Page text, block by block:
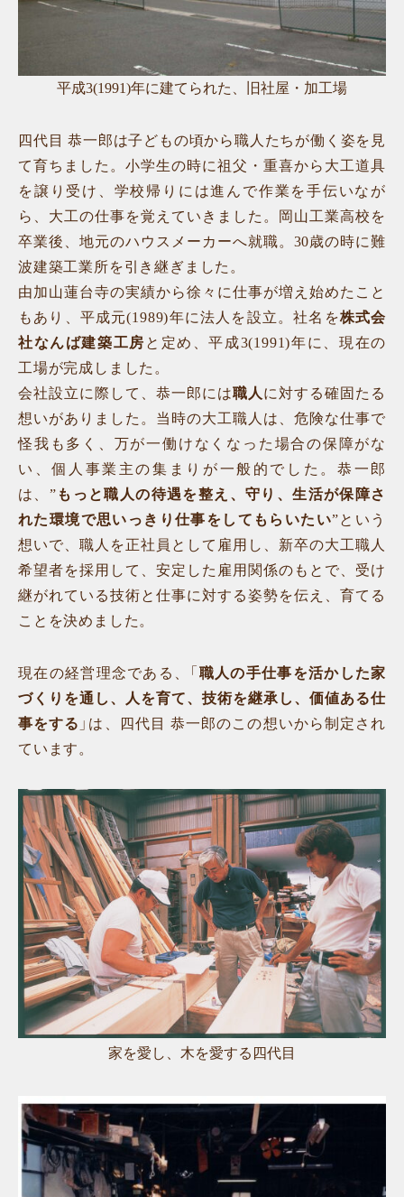
平成3(1991)年に建てられた、旧社屋・加工場
四代目 恭一郎は子どもの頃から職人たちが働く姿を見
て育ちました。小学生の時に祖父・重喜から大工道具
を譲り受け、学校帰りには進んで作業を手伝いなが
ら、大工の仕事を覚えていきました。岡山工業高校を
卒業後、地元のハウスメーカーへ就職。30歳の時に難
波建築工業所を引き継ぎました。
由加山蓮台寺の実績から徐々に仕事が増え始めたこと
もあり、平成元(1989)年に法人を設立。社名を株式会
社なんば建築工房 と定め、平成3(1991)年に、現在の
工場が完成しました。
会社設立に際して、恭一郎には職人 に対する確固たる
想いがありました。当時の大工職人は、危険な仕事で
怪我も多く、万が一働けなくなった場合の保障がな
い、個人事業主の集まりが一般的でした。恭一郎
は、” もっと職人の待遇を整え、守り、生活が保障さ
れた環境で思いっきり仕事をしてもらいたい”という
想いで、職人を正社員として雇用し、新卒の大工職人
希望者を採用して、安定した雇用関係のもとで、受け
継がれている技術と仕事に対する姿勢を伝え、育てる
ことを決めました。
現在の経営理念である、「 職人の手仕事を活かした家
づくりを通し、人を育て、技術を継承し、価値ある仕
事をする 」は、四代目 恭一郎のこの想いから制定され
ています。
家を愛し、木を愛する四代目